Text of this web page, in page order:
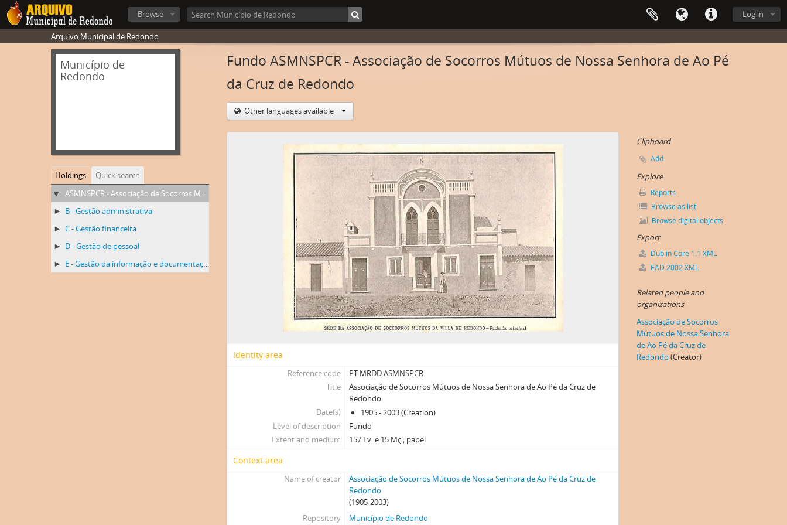
Log in
Browse
Arquivo Municipal de Redondo
Município de
Redondo
Holdings
Quick search
ASMNSPCR - Associação de Socorros Mútuos de Nossa Senhora de Ao Pé da Cruz de Redondo
B - Gestão administrativa
C - Gestão financeira
D - Gestão de pessoal
E - Gestão da informação e documentação
Fundo ASMNSPCR - Associação de Socorros Mútuos de Nossa Senhora de Ao Pé
da Cruz de Redondo
Other languages available
Identity area
Reference code
PT MRDD ASMNSPCR
Title
Associação de Socorros Mútuos de Nossa Senhora de Ao Pé da Cruz de
Redondo
Date(s)
1905 - 2003 (Creation)
Level of description
Fundo
Extent and medium
157 Lv. e 15 Mç.; papel
Context area
Name of creator
Associação de Socorros Mútuos de Nossa Senhora de Ao Pé da Cruz de
Redondo
(1905-2003)
Repository
Município de Redondo
Clipboard
Add
Explore
Reports
Browse as list
Browse digital objects
Export
Dublin Core 1.1 XML
EAD 2002 XML
Related people and
organizations
Associação de Socorros
Mútuos de Nossa Senhora
de Ao Pé da Cruz de
Redondo (Creator)